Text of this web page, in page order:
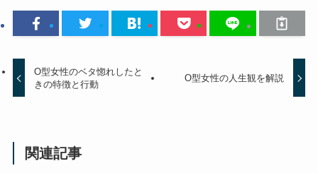
O型女性のベタ惚れしたと
きの特徴と行動
O型女性の人生観を解説
関連記事